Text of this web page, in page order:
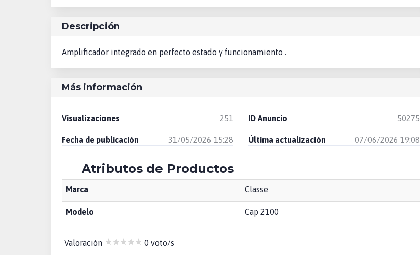
Descripción
Amplificador integrado en perfecto estado y funcionamiento .
Más información
Visualizaciones 251 ID Anuncio 50275
Fecha de publicación 31/05/2026 15:28 Última actualización 07/06/2026 19:08
Atributos de Productos
Marca Classe
Modelo Cap 2100
Valoración 0 voto/s